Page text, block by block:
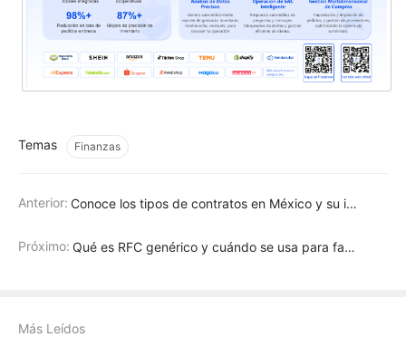
Temas Finanzas
Anterior: Conoce los tipos de contratos en México y su importancia
Próximo: Qué es RFC genérico y cuándo se usa para facturar al público
Más Leídos